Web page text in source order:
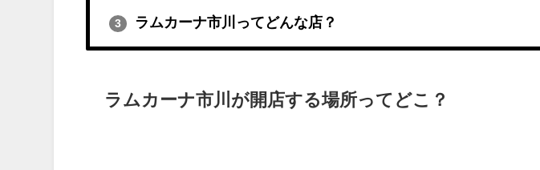
3 ラムカーナ市川ってどんな店？
ラムカーナ市川が開店する場所ってどこ？